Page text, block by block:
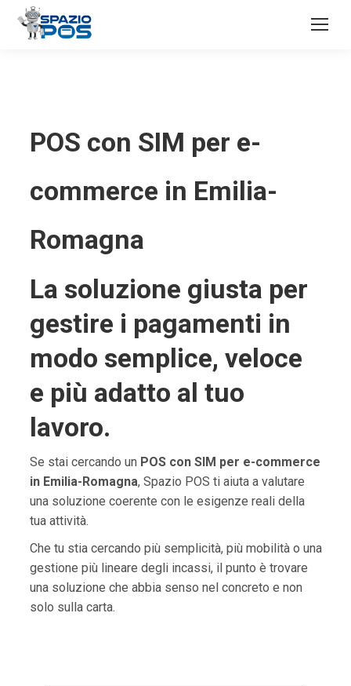
POS con SIM per e-
commerce in Emilia-
Romagna
La soluzione giusta per
gestire i pagamenti in
modo semplice, veloce
e più adatto al tuo
lavoro.
Se stai cercando un POS con SIM per e-commerce
in Emilia-Romagna, Spazio POS ti aiuta a valutare
una soluzione coerente con le esigenze reali della
tua attività.
Che tu stia cercando più semplicità, più mobilità o una
gestione più lineare degli incassi, il punto è trovare
una soluzione che abbia senso nel concreto e non
solo sulla carta.